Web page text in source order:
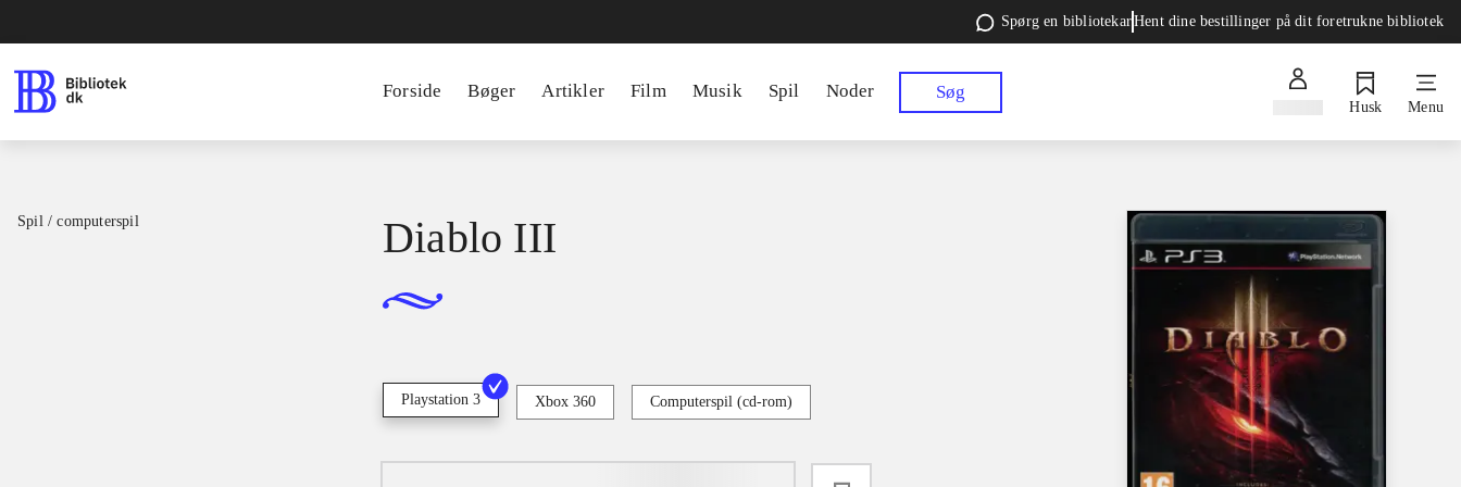
Spørg en bibliotekarHent dine bestillinger på dit foretrukne bibliotek
Forside Bøger Artikler Film Musik Spil Noder Søg
Husk Menu
Spil / computerspil Diablo III
Playstation 3 Xbox 360 Computerspil (cd-rom)